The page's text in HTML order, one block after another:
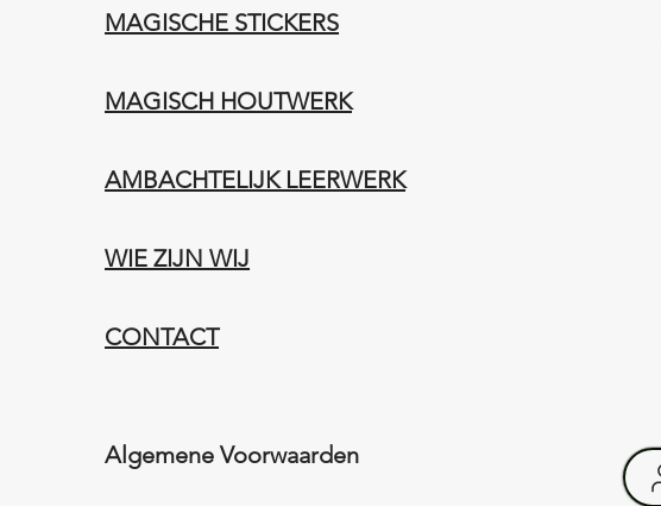
MAGISCHE STICKERS
MAGISCH HOUTWERK
AMBACHTELIJK LEERWERK​
WIE ZIJN WIJ​​
CONTACT
Algemene Voorwaarden